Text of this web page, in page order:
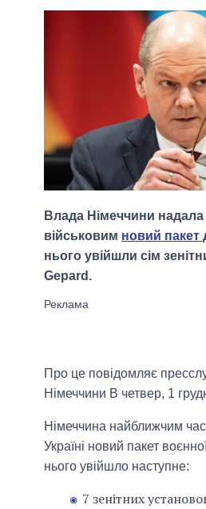
Влада Німеччини надала
військовим новий пакет
нього увійшли сім
Gepard.
Про це повідомляє
Німеччини В четвер, 1
Німеччина найближчим
Україні новий пакет
нього увійшло наступне:
7 зенітних